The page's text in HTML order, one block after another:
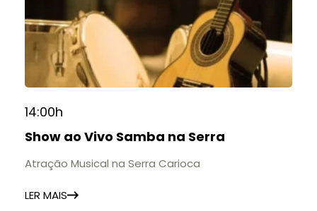
14:00h
Show ao Vivo Samba na Serra
Atração Musical na Serra Carioca
LER MAIS